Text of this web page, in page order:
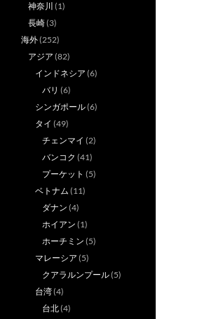
神奈川 (1)
長崎(3)
海外(252)
アジア (82)
インドネシア (6)
バリ (6)
シンガポール(6)
タイ (49)
チェンマイ (2)
バンコク (41)
プーケット (5)
ベトナム (11)
ダナン (4)
ホイアン (1)
ホーチミン (5)
マレーシア (5)
クアラルンプール(5)
台湾(4)
台北(4)